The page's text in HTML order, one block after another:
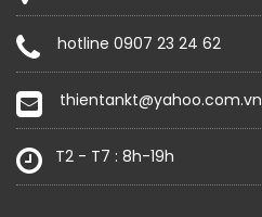
hotline 0907 23 24 62
thientankt@yahoo.com.vn
T2 - T7 : 8h-19h